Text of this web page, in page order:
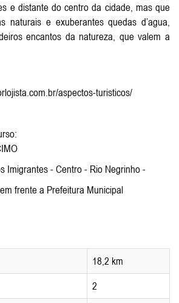
e distante do centro da cidade, mas que
naturais e exuberantes quedas d’agua,
encantos da natureza, que valem a
aspectos-turisticos/
Imigrantes - Centro - Rio Negrinho -
frente a Prefeitura Municipal
18,2 km
2